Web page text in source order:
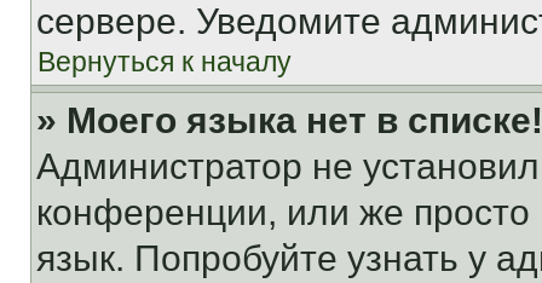
сервере. Уведомите
Вернуться к началу
» Моего языка нет в списке!
Администратор не
конференции, или же
язык. Попробуйте узнать у